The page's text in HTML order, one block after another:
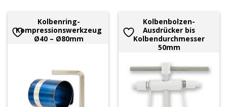
Kolbenring-
Kompressionswerkzeug
Ø40 – Ø80mm
Kolbenbolzen-
Ausdrücker bis
Kolbendurchmesser
50mm